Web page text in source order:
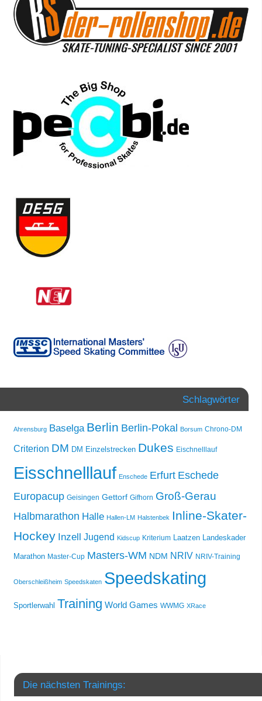
Schlagwörter
Ahrensburg Baselga Berlin Berlin-Pokal Borsum Chrono-DM
Criterion DM DM Einzelstrecken Dukes Eischnelllauf
Eisschnelllauf Enschede Erfurt Eschede
Europacup Geisingen Gettorf Gifhorn Groß-Gerau
Halbmarathon Halle Hallen-LM Halstenbek Inline-Skater-
Hockey Inzell Jugend Kidscup Kriterium Laatzen Landeskader
Marathon Master-Cup Masters-WM NDM NRIV NRIV-Training
Oberschleißheim Speedskaten Speedskating
Sportlerwahl Training World Games WWMG XRace
Die nächsten Trainings: